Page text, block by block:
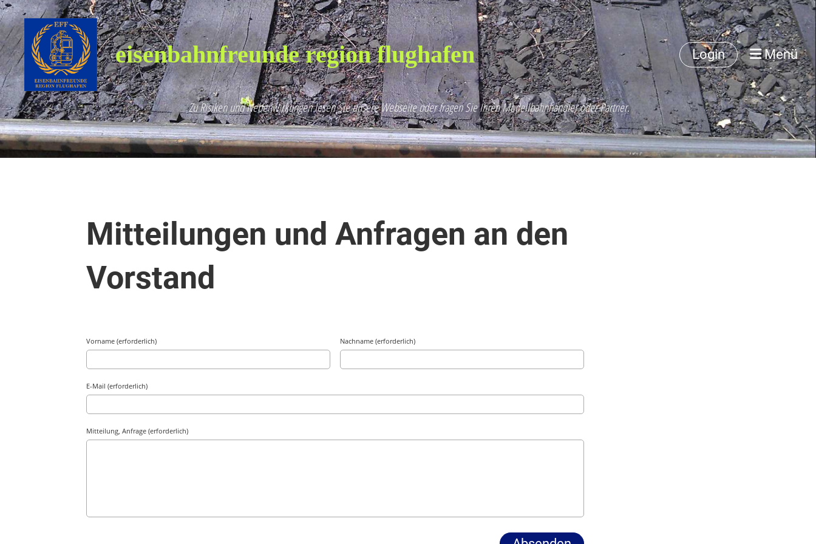
eisenbahnfreunde region flughafen Login Menü
Zu Risiken und Nebenwirkungen lesen Sie unsere Webseite oder fragen Sie Ihren Modellbahnhändler oder Partner.
Mitteilungen und Anfragen an den
Vorstand
Vorname (erforderlich) Nachname (erforderlich)
E-Mail (erforderlich)
Mitteilung, Anfrage (erforderlich)